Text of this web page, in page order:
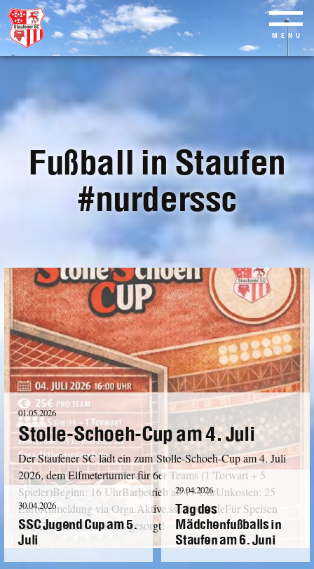
Skip
content
MENU
Fußball in Staufen
#nurderssc
01.05.2026
Stolle-Schoeh-Cup am 4. Juli
Der Staufener SC lädt ein zum Stolle-Schoeh-Cup am 4. Juli
2026, dem Elfmeterturnier für 6er Teams (1 Torwart + 5
Spieler)Beginn: 16 UhrBarbetrieb ab 19 UhrUnkosten: 25
EuroAnmeldung via Orga.Aktive.ssc@web.deFür Speisen
und Getränke ist bestens gesorgt!
30.04.2026
SSC Jugend Cup am 5.
Juli
29.04.2026
Tag des
Mädchenfußballs in
Staufen am 6. Juni